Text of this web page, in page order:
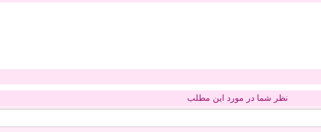
نظر شما در مورد این مطلب